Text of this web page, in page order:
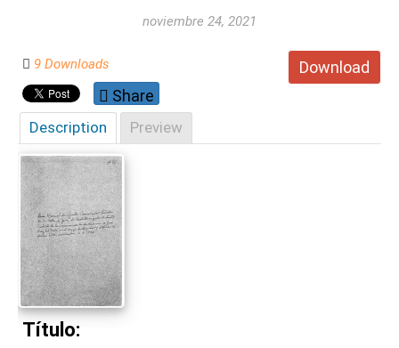
noviembre 24, 2021
Download
9 Downloads
Share
Description Preview
Título: